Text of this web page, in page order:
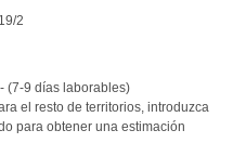
2
(7-9 días laborables)
el resto de territorios, introduzca
para obtener una estimación